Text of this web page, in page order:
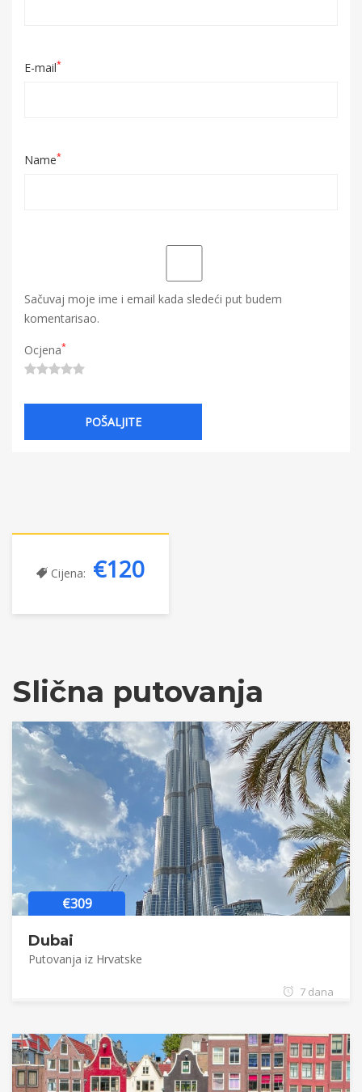
E-mail*
Name*
Sačuvaj moje ime i email kada sledeći put budem
komentarisao.
Ocjena*
Cijena: €120
Slična putovanja
€309
Dubai
Putovanja iz Hrvatske
7 dana